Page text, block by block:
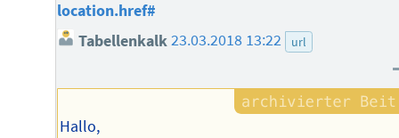
location.href#
Tabellenkalk23.03.2018 13:22 url
Hallo,